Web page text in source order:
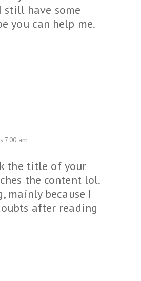
still have some
you can help me.
7:00 am
the title of your
the content lol.
mainly because I
after reading